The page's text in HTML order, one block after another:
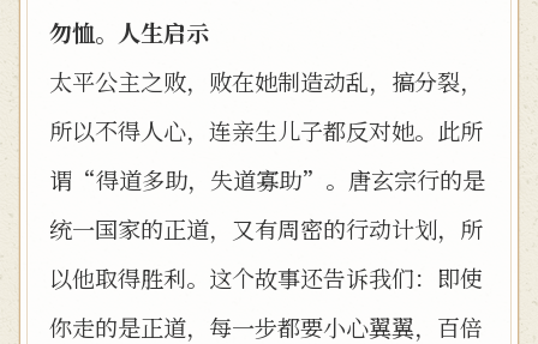
勿恤。人生启示
太平公主之败，败在她制造动乱，搞分裂，
所以不得人心，连亲生儿子都反对她。此所
谓“得道多助，失道寡助”。唐玄宗行的是
统一国家的正道，又有周密的行动计划，所
以他取得胜利。这个故事还告诉我们：即使
你走的是正道，每一步都要小心翼翼，百倍